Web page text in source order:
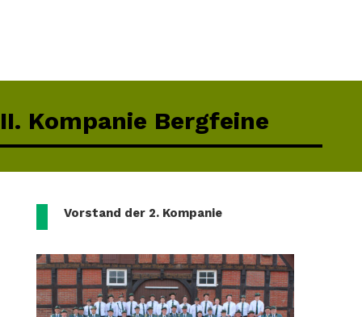
II. Kompanie Bergfeine
Vorstand der 2. Kompanie